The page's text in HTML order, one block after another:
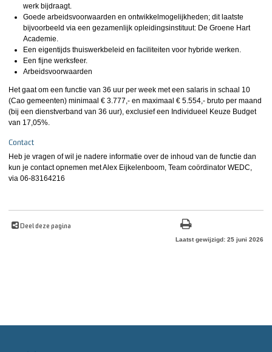
werk bijdraagt.
Goede arbeidsvoorwaarden en ontwikkelmogelijkheden; dit laatste
bijvoorbeeld via een gezamenlijk opleidingsinstituut: De Groene Hart
Academie.
Een eigentijds thuiswerkbeleid en faciliteiten voor hybride werken.
Een fijne werksfeer.
Arbeidsvoorwaarden
Het gaat om een functie van 36 uur per week met een salaris in schaal 10
(Cao gemeenten) minimaal € 3.777,- en maximaal € 5.554,- bruto per maand
(bij een dienstverband van 36 uur), exclusief een Individueel Keuze Budget
van 17,05%.
Contact
Heb je vragen of wil je nadere informatie over de inhoud van de functie dan
kun je contact opnemen met Alex Eijkelenboom, Team coördinator WEDC,
via 06-83164216
Deel deze pagina
Laatst gewijzigd: 25 juni 2026